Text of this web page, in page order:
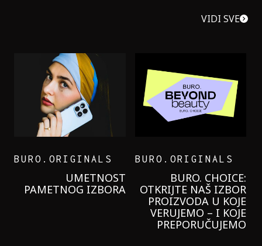
VIDI SVE
GARNIER KREMU I
NIKADA NIŠTA
LAGANIJE NISAM
KORISTILA